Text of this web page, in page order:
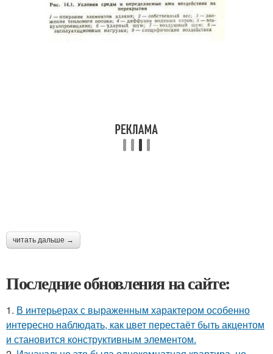
читать дальше →
Последние обновления на сайте:
1. В интерьерах с выраженным характером особенно
интересно наблюдать, как цвет перестаёт быть акцентом
и становится конструктивным элементом.